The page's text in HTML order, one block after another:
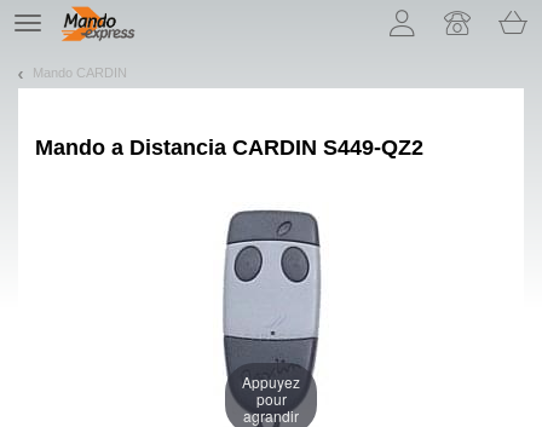
TE
navigation
Mando CARDIN
Mando a Distancia CARDIN S449-QZ2
Appuyez
pour
agrandir
¡Permítenos presentarte nuestras cookies!